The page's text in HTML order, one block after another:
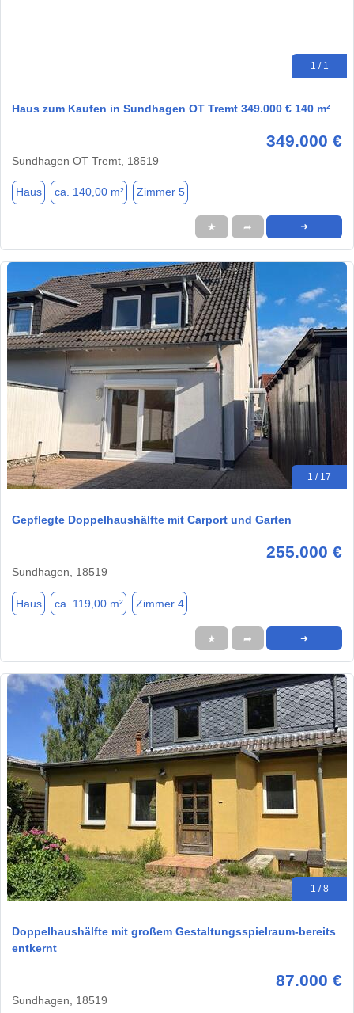
1 / 1
Haus zum Kaufen in Sundhagen OT Tremt 349.000 € 140 m²
349.000 €
Sundhagen OT Tremt, 18519
Haus ca. 140,00 m² Zimmer 5
★ ➦ ➜
1 / 17
Gepflegte Doppelhaushälfte mit Carport und Garten
255.000 €
Sundhagen, 18519
Haus ca. 119,00 m² Zimmer 4
★ ➦ ➜
1 / 8
Doppelhaushälfte mit großem Gestaltungsspielraum-bereits
entkernt
87.000 €
Sundhagen, 18519